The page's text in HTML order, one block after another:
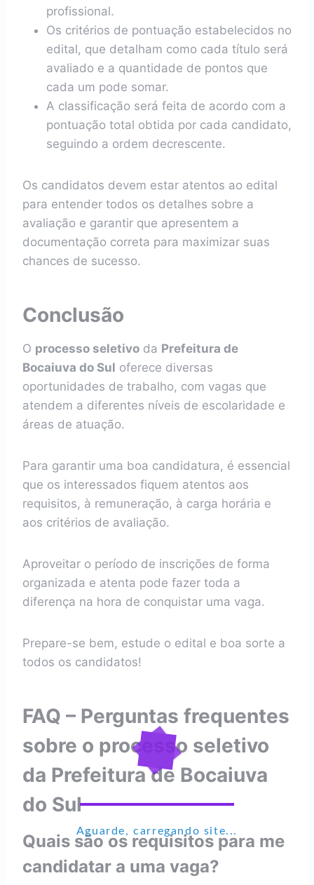
Aguarde, carregando site...
profissional.
Os critérios de pontuação estabelecidos no
edital, que detalham como cada título será
avaliado e a quantidade de pontos que
cada um pode somar.
A classificação será feita de acordo com a
pontuação total obtida por cada candidato,
seguindo a ordem decrescente.
Os candidatos devem estar atentos ao edital
para entender todos os detalhes sobre a
avaliação e garantir que apresentem a
documentação correta para maximizar suas
chances de sucesso.
Conclusão
O processo seletivo da Prefeitura de
Bocaiuva do Sul oferece diversas
oportunidades de trabalho, com vagas que
atendem a diferentes níveis de escolaridade e
áreas de atuação.
Para garantir uma boa candidatura, é essencial
que os interessados fiquem atentos aos
requisitos, à remuneração, à carga horária e
aos critérios de avaliação.
Aproveitar o período de inscrições de forma
organizada e atenta pode fazer toda a
diferença na hora de conquistar uma vaga.
Prepare-se bem, estude o edital e boa sorte a
todos os candidatos!
FAQ – Perguntas frequentes
sobre o processo seletivo
da Prefeitura de Bocaiuva
do Sul
Quais são os requisitos para me
candidatar a uma vaga?